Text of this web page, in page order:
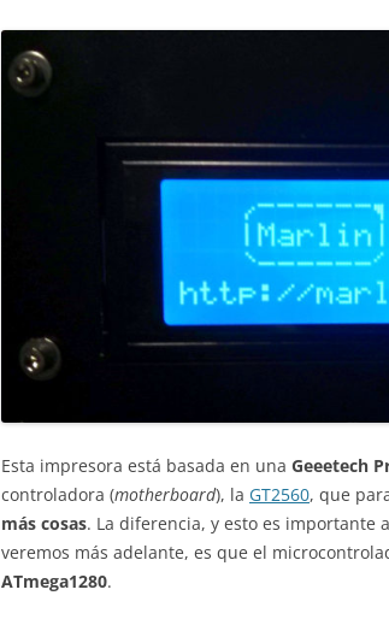
Esta impresora está basada en una Geeetech
controladora (motherboard), la GT2560, que
más cosas. La diferencia, y esto es importante
veremos más adelante, es que el
ATmega1280.